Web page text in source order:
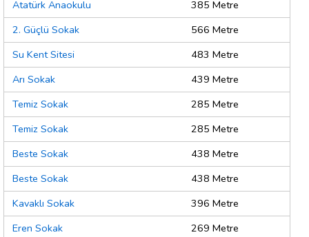
Atatürk Anaokulu
385 Metre
2. Güçlü Sokak
566 Metre
Su Kent Sitesi
483 Metre
Arı Sokak
439 Metre
Temiz Sokak
285 Metre
Temiz Sokak
285 Metre
Beste Sokak
438 Metre
Beste Sokak
438 Metre
Kavaklı Sokak
396 Metre
Eren Sokak
269 Metre